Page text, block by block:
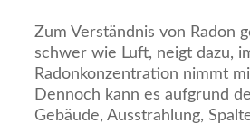
Zum Verständnis von Radon
schwer wie Luft, neigt dazu,
Radonkonzentration nimmt
Dennoch kann es aufgrund
Gebäude, Ausstrahlung,